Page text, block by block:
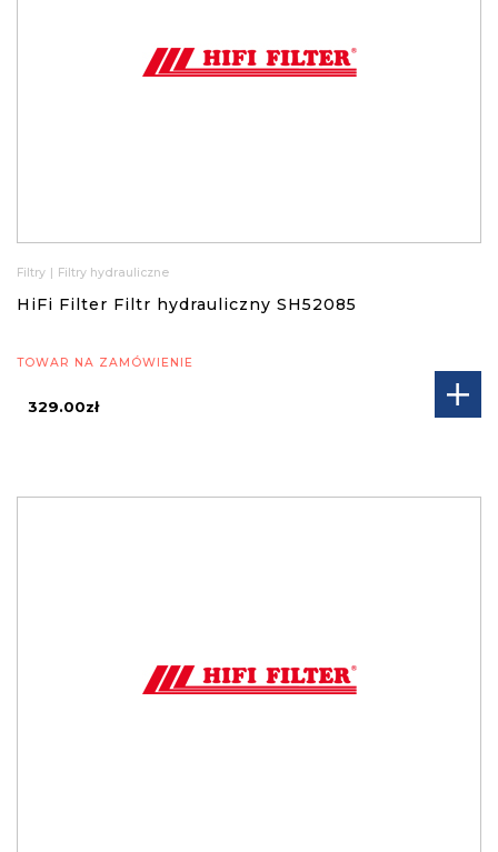
Filtry Filtry hydrauliczne
HiFi Filter Filtr hydrauliczny SH52085
TOWAR NA ZAMÓWIENIE
329.00zł